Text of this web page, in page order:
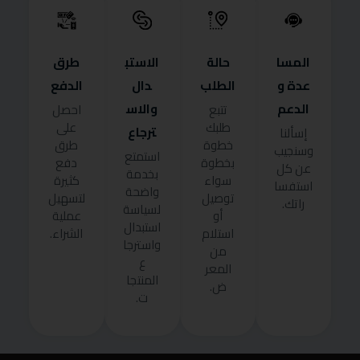
المسا
عدة و
الدعم
إسألنا
وسنجيب
عن كل
استفسا
راتك.
حالة
الطلب
تتبع
طلبك
خطوة
بخطوة
سواء
توصيل
أو
استلام
من
المعر
ض.
الاستب
دال
والاس
ترجاع
استمتع
بخدمة
واضحة
لسياسة
استبدال
واسترجا
ع
المنتجا
ت.
طرق
الدفع
احصل
على
طرق
دفع
كثيرة
لتسهيل
عملية
الشراء.